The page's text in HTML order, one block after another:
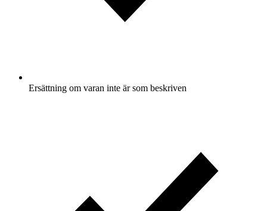
Ersättning om varan inte är som beskriven